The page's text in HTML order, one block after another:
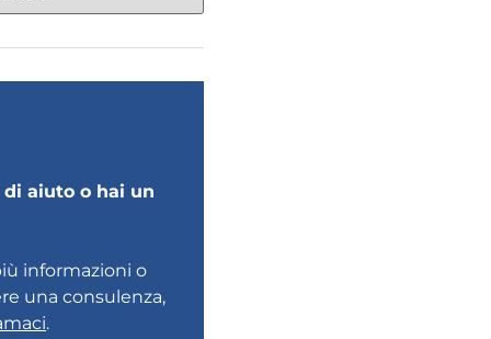
aiuto o hai un
informazioni o
una consulenza,
.